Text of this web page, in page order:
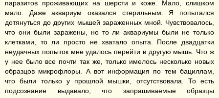
паразитов проживающих на шерсти и коже. Мало, слишком
мало. Даже аквариум оказался стерильным. Я попытался
дотянуться до других мышей зараженных мной. Чувствовалось,
что они были заражены, но то ли аквариумы были не только
клетками, то ли просто не хватало опыта. После двадцатки
неудачных попыток мне удалось перейти в другую мышь. Что ж
у нее было все почти так же, только имелось несколько новых
образцов микрофлоры. А вот информация по тем бациллам,
что были только у прошлой мышки, отсутствовала. То есть
подсознание выдавало, что запрашиваемые образцы